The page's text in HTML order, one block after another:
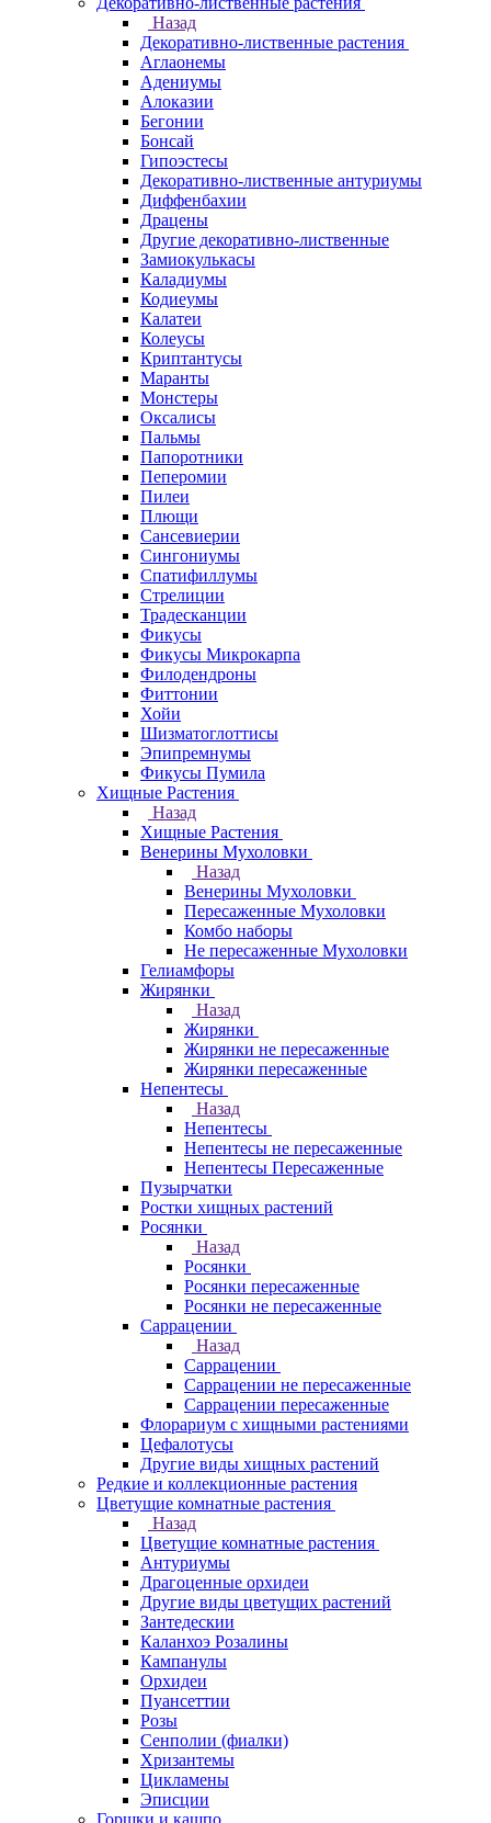
Назад
Декоративно-лиственные растения
Аглаонемы
Адениумы
Алоказии
Бегонии
Бонсай
Гипоэстесы
Декоративно-лиственные антуриумы
Диффенбахии
Драцены
Другие декоративно-лиственные
Замиокулькасы
Каладиумы
Кодиеумы
Калатеи
Колеусы
Криптантусы
Маранты
Монстеры
Оксалисы
Пальмы
Папоротники
Пеперомии
Пилеи
Плющи
Сансевиерии
Сингониумы
Спатифиллумы
Стрелиции
Традесканции
Фикусы
Фикусы Микрокарпа
Филодендроны
Фиттонии
Хойи
Шизматоглоттисы
Эпипремнумы
Фикусы Пумила
Хищные Растения
Назад
Хищные Растения
Венерины Мухоловки
Назад
Венерины Мухоловки
Пересаженные Мухоловки
Комбо наборы
Не пересаженные Мухоловки
Гелиамфоры
Жирянки
Назад
Жирянки
Жирянки не пересаженные
Жирянки пересаженные
Непентесы
Назад
Непентесы
Непентесы не пересаженные
Непентесы Пересаженные
Пузырчатки
Ростки хищных растений
Росянки
Назад
Росянки
Росянки пересаженные
Росянки не пересаженные
Саррацении
Назад
Саррацении
Саррацении не пересаженные
Саррацении пересаженные
Флорариум с хищными растениями
Цефалотусы
Другие виды хищных растений
Редкие и коллекционные растения
Цветущие комнатные растения
Назад
Цветущие комнатные растения
Антуриумы
Драгоценные орхидеи
Другие виды цветущих растений
Зантедескии
Каланхоэ Розалины
Кампанулы
Орхидеи
Пуансеттии
Розы
Сенполии (фиалки)
Хризантемы
Цикламены
Эписции
Горшки и кашпо